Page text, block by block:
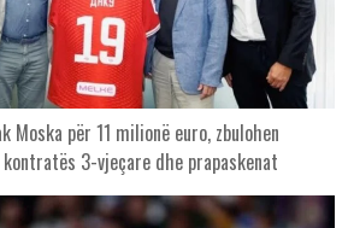
Moska për 11 milionë euro, zbulohen
3-vjeçare dhe prapaskenat